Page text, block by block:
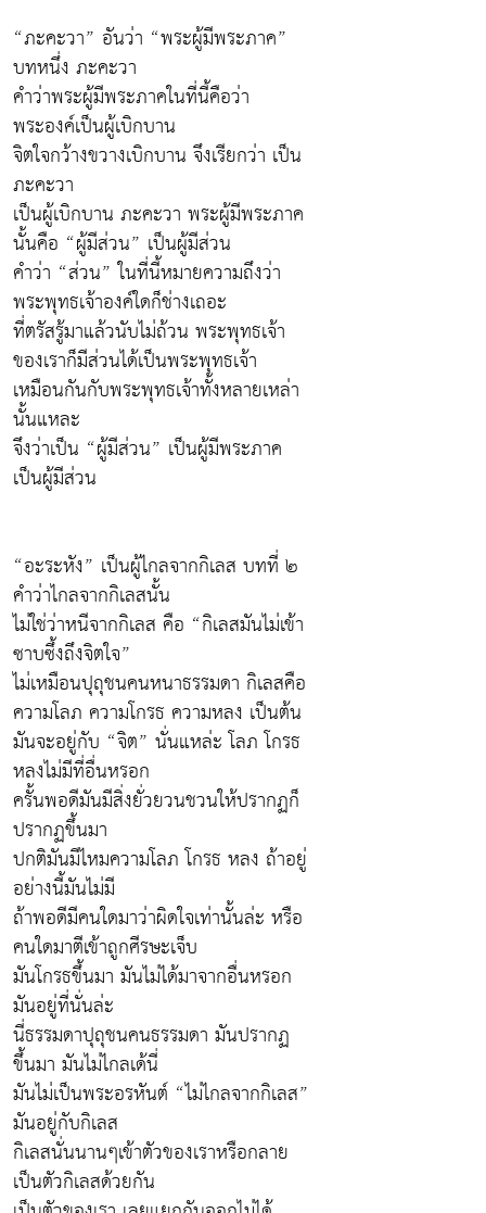
“ภะคะวา” อันว่า “พระผู้มีพระภาค”
บทหนึ่ง ภะคะวา
คำว่าพระผู้มีพระภาคในที่นี้คือว่า
พระองค์เป็นผู้เบิกบาน
จิตใจกว้างขวางเบิกบาน จึงเรียกว่า เป็น
ภะคะวา
เป็นผู้เบิกบาน ภะคะวา พระผู้มีพระภาค
นั้นคือ “ผู้มีส่วน” เป็นผู้มีส่วน
คำว่า “ส่วน” ในที่นี้หมายความถึงว่า
พระพุทธเจ้าองค์ใดก็ช่างเถอะ
ที่ตรัสรู้มาแล้วนับไม่ถ้วน พระพุทธเจ้า
ของเราก็มีส่วนได้เป็นพระพุทธเจ้า
เหมือนกันกับพระพุทธเจ้าทั้งหลายเหล่า
นั้นแหละ
จึงว่าเป็น “ผู้มีส่วน” เป็นผู้มีพระภาค
เป็นผู้มีส่วน
“อะระหัง” เป็นผู้ไกลจากกิเลส บทที่ ๒
คำว่าไกลจากกิเลสนั้น
ไม่ใช่ว่าหนีจากกิเลส คือ “กิเลสมันไม่เข้า
ซาบซึ้งถึงจิตใจ”
ไม่เหมือนปุถุชนคนหนาธรรมดา กิเลสคือ
ความโลภ ความโกรธ ความหลง เป็นต้น
มันจะอยู่กับ “จิต” นั่นแหล่ะ โลภ โกรธ
หลงไม่มีที่อื่นหรอก
ครั้นพอดีมันมีสิ่งยั่วยวนชวนให้ปรากฏก็
ปรากฏขึ้นมา
ปกติมันมีไหมความโลภ โกรธ หลง ถ้าอยู่
อย่างนี้มันไม่มี
ถ้าพอดีมีคนใดมาว่าผิดใจเท่านั้นล่ะ หรือ
คนใดมาตีเข้าถูกศีรษะเจ็บ
มันโกรธขึ้นมา มันไม่ได้มาจากอื่นหรอก
มันอยู่ที่นั่นล่ะ
นี่ธรรมดาปุถุชนคนธรรมดา มันปรากฏ
ขึ้นมา มันไม่ไกลเด้นี่
มันไม่เป็นพระอรหันต์ “ไม่ไกลจากกิเลส”
มันอยู่กับกิเลส
กิเลสนั่นนานๆเข้าตัวของเราหรือกลาย
เป็นตัวกิเลสด้วยกัน